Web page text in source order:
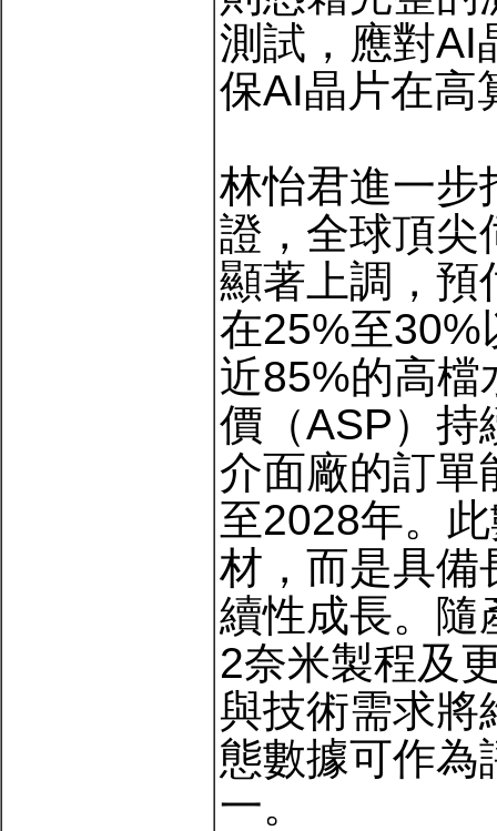
測試，應對AI
保AI晶片在高
林怡君進一步
證，全球頂尖
顯著上調，預
在25%至30%
近85%的高檔
價（ASP）持
介面廠的訂單
至2028年。
材，而是具備
續性成長。隨
2奈米製程及
與技術需求將
態數據可作為
一。